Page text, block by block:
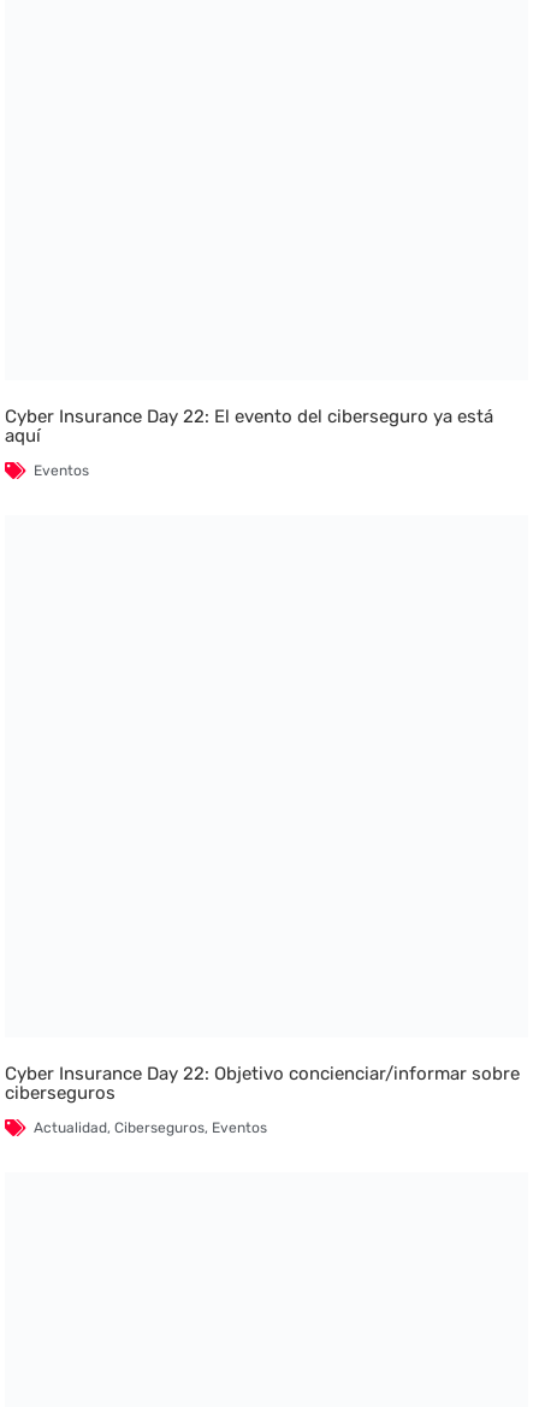
Cyber Insurance Day 22: El evento del ciberseguro ya está
aquí
Eventos
Cyber Insurance Day 22: Objetivo concienciar/informar sobre
ciberseguros
Actualidad,Ciberseguros, Eventos